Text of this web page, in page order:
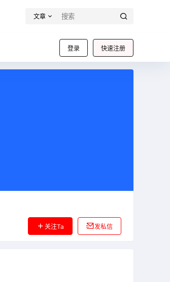
文章
登录 快速注册
关注Ta
发私信